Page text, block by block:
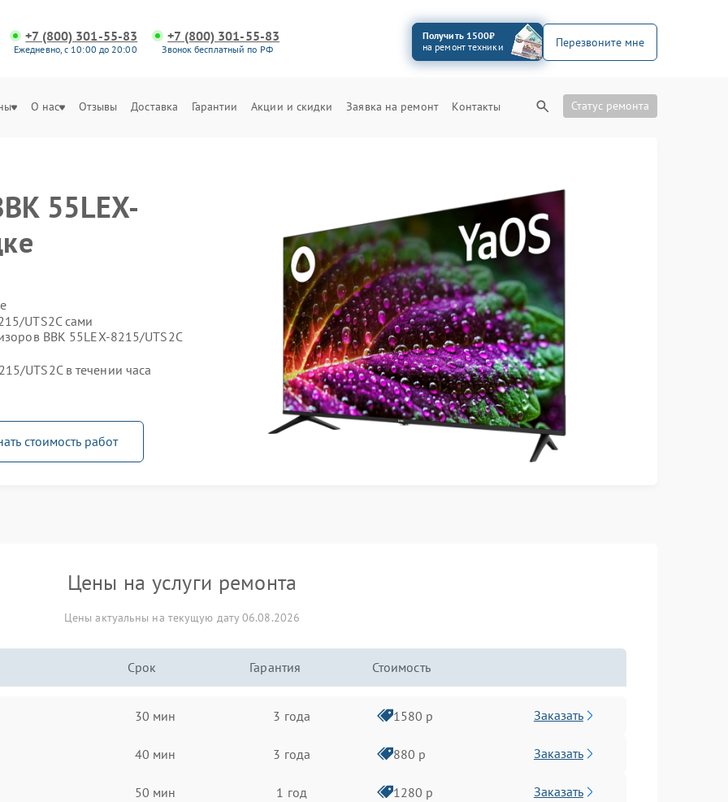
+7 (800) 301-55-83
Ежедневно, с 10:00 до 20:00
+7 (800) 301-55-83
Звонок бесплатный по РФ
Получить 1500₽
на ремонт техники
Перезвоните мне
О нас Отзывы Доставка Гарантии Акции и скидки Заявка на ремонт Контакты Статус ремонта
55LEX-
UTS2C сами
BBK 55LEX-8215/UTS2C
UTS2C в течении часа
стоимость работ
Цены на услуги ремонта
Цены актуальны на текущую дату 06.08.2026
Срок Гарантия Стоимость
30 мин 3 года 1580 р Заказать
40 мин 3 года 880 р Заказать
50 мин 1 год 1280 р Заказать